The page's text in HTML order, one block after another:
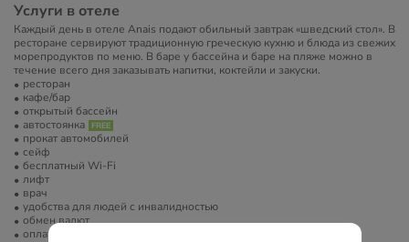
Услуги в отеле
Каждый день в отеле Anais подают обильный завтрак «шведский стол». В
ресторане сервируют традиционную греческую кухню и блюда из свежих
морепродуктов по меню. В баре у бассейна и баре на пляже можно в
течение всего дня заказывать напитки, коктейли и закуски.
ресторан
кафе/бар
открытый бассейн
автостоянка
прокат автомобилей
сейф
бесплатный Wi-Fi
лифт
врач
удобства для людей с инвалидностью
обмен валют
оплата платежными картами